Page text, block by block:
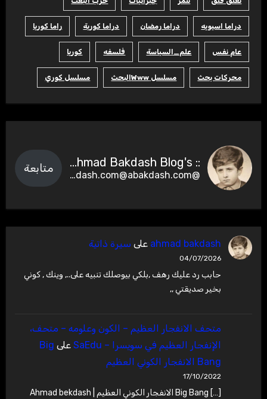
دراما اسيويه دراما رمضان دراما كورية راما كوريا
عام نفس علم_السياسة فلسفه كوريا
محركات بحث مسلسل Wwwالبحث مسلسل كوري
:: Ahmad Bakdash Blog's ::
@abakdash.com@abakdash.com
متابعة
ahmad bakdash على سيرة ذاتية
04/07/2026
حابب رد عليك رهف ,بلكي بيوصلك تنبيه على.., وينك , كوني
بخير صديقتي ,,
متحف الانفجار العظيم – ‫الكون وعلومه – متحف،
الإنفجار العظيم في سويسرا – SaEdu
على Big
Bang الانفجار الكوني العظيم
17/10/2022
[…] Big Bang الانفجار الكوني العظيم | Ahmad bekdash